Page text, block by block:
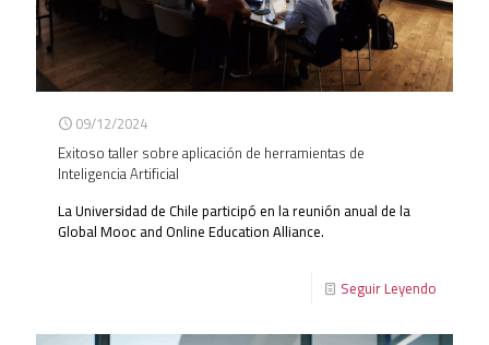
09/12/2024
Exitoso taller sobre aplicación de herramientas de
Inteligencia Artificial
La Universidad de Chile participó en la reunión anual de la
Global Mooc and Online Education Alliance.
Seguir Leyendo